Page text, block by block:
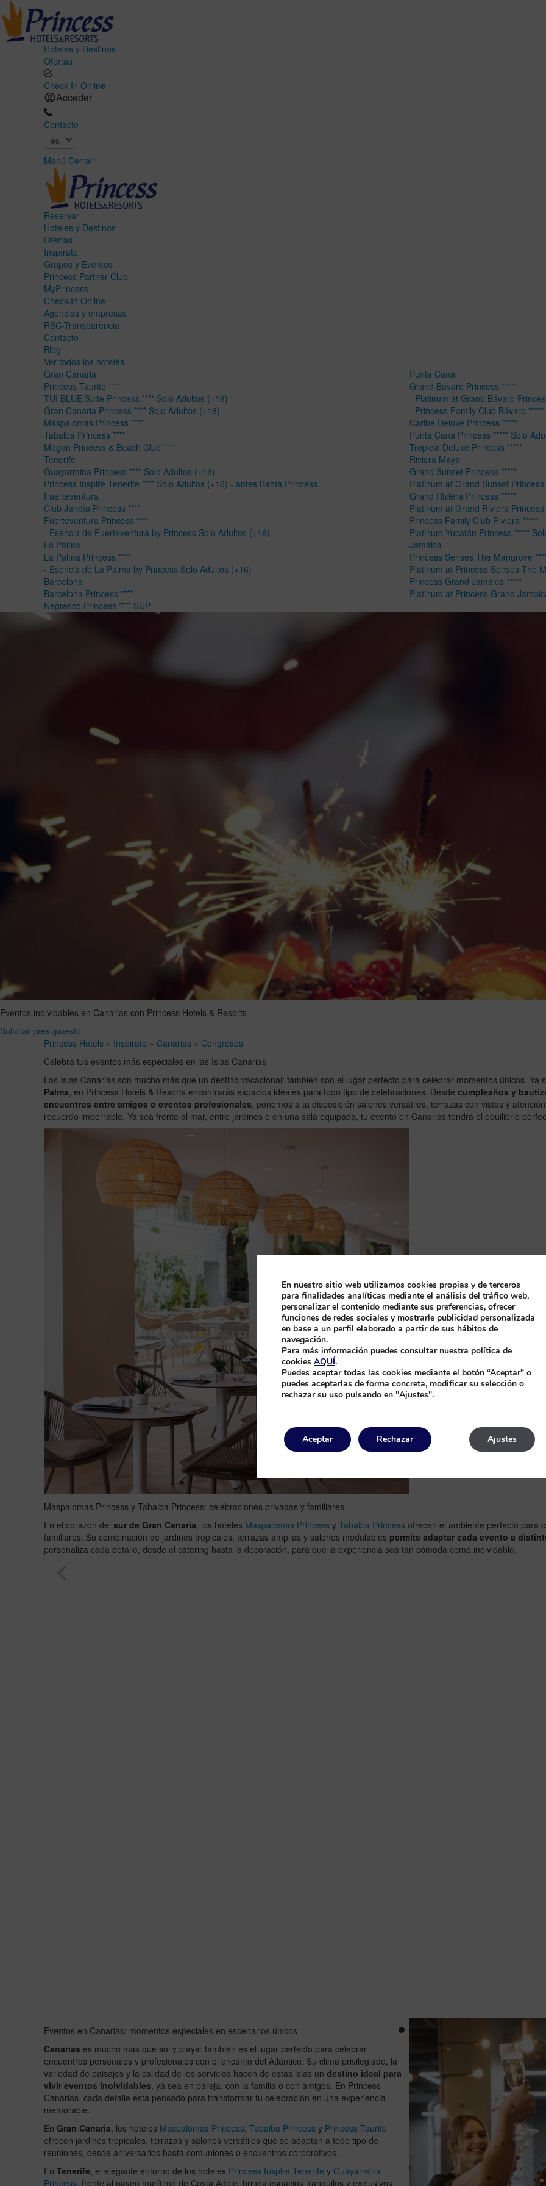
Hoteles y Destinos
Ofertas
Check-In Online
Acceder
Contacto
Menú Cerrar
Reservar
Hoteles y Destinos
Ofertas
Inspírate
Grupos y Eventos
Princess Partner Club
MyPrincess
Check-In Online
Agencias y empresas
RSC-Transparencia
Contacto
Blog
Ver todos los hoteles
Gran Canaria
Princess Taurito ****
TUI BLUE Suite Princess **** Solo Adultos (+16)
Gran Canaria Princess **** Solo Adultos (+16)
Maspalomas Princess ****
Tabaiba Princess ****
Mogan Princess & Beach Club ****
Tenerife
Guayarmina Princess **** Solo Adultos (+16)
Princess Inspire Tenerife **** Solo Adultos (+16) - antes Bahía Princess
Fuerteventura
Club Jandía Princess ****
Fuerteventura Princess ****
- Esencia de Fuerteventura by Princess Solo Adultos (+16)
La Palma
La Palma Princess ****
- Esencia de La Palma by Princess Solo Adultos (+16)
Barcelona
Barcelona Princess ****
Negresco Princess **** SUP
Punta Cana
Grand Bávaro Princess *****
- Platinum at Grand Bávaro
- Princess Family Club Bávaro *****
Caribe Deluxe Princess *****
Punta Cana Princess ***** Solo
Tropical Deluxe Princess *****
Riviera Maya
Grand Sunset Princess *****
Platinum at Grand Sunset Princess
Grand Riviera Princess *****
Platinum at Grand Riviera Princess
Princess Family Club Riviera *****
Platinum Yucatán Princess *****
Jamaica
Princess Senses The Mangrove
Platinum at Princess Senses The
Princess Grand Jamaica *****
Platinum at Princess Grand
Eventos inolvidables en Canarias con Princess Hotels & Resorts
Solicitar presupuesto
Princess Hotels » Inspirate » Canarias » Congresos
Celebra tus eventos más especiales en las Islas Canarias
Las Islas Canarias son mucho más que un destino vacacional: también son el lugar perfecto para celebrar momentos únicos. Ya
Palma , en Princess Hotels & Resorts encontrarás espacios ideales para todo tipo de celebraciones. Desde cumpleaños y
encuentros entre amigos o eventos profesionales , ponemos a tu disposición salones versátiles, terrazas con vistas y
recuerdo imborrable. Ya sea frente al mar, entre jardines o en una sala equipada, tu evento en Canarias tendrá el equilibrio
Maspalomas Princess y Tabaiba Princess: celebraciones privadas y familiares
En el corazón del sur de Gran Canaria , los hoteles Maspalomas Princess y Tabaiba Princess ofrecen el ambiente perfecto para
familiares. Su combinación de jardines tropicales, terrazas amplias y salones modulables permite adaptar cada evento a
personaliza cada detalle, desde el catering hasta la decoración, para que la experiencia sea tan cómoda como inolvidable.
Eventos en Canarias: momentos especiales en escenarios únicos
Canarias es mucho más que sol y playa: también es el lugar perfecto para celebrar
encuentros personales y profesionales con el encanto del Atlántico. Su clima privilegiado, la
variedad de paisajes y la calidad de los servicios hacen de estas islas un destino ideal para
vivir eventos inolvidables , ya sea en pareja, con la familia o con amigos. En Princess
Canarias, cada detalle está pensado para transformar tu celebración en una experiencia
memorable.
En Gran Canaria , los hoteles Maspalomas Princess Tabaiba Princess y Princess Taurito
ofrecen jardines tropicales, terrazas y salones versátiles que se adaptan a todo tipo de
reuniones, desde aniversarios hasta comuniones o encuentros corporativos.
En Tenerife , el elegante entorno de los hoteles Princess Inspire Tenerife y Guayarmina
Princess , frente al paseo marítimo de Costa Adeje, brinda espacios tranquilos y exclusivos
En nuestro sitio web utilizamos cookies propias y de terceros
para finalidades analíticas mediante el análisis del tráfico web,
personalizar el contenido mediante sus preferencias, ofrecer
funciones de redes sociales y mostrarle publicidad personalizada
en base a un perfil elaborado a partir de sus hábitos de
navegación.
Para más información puedes consultar nuestra política de
cookies AQUÍ.
Puedes aceptar todas las cookies mediante el botón “Aceptar” o
puedes aceptarlas de forma concreta, modificar su selección o
rechazar su uso pulsando en "Ajustes".
Aceptar Ajustes
Rechazar